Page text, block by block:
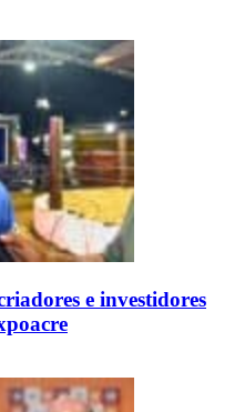
e investidores